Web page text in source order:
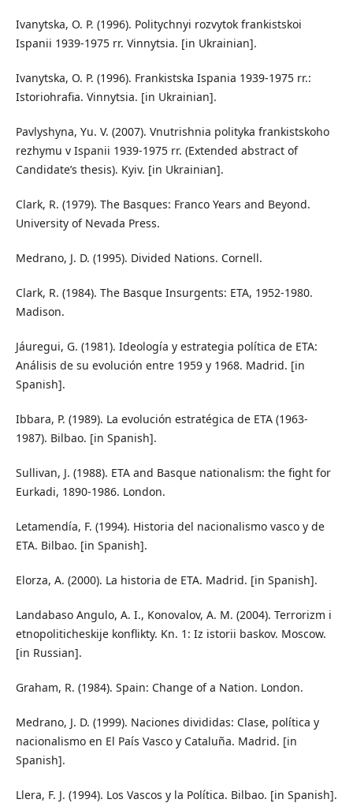
Ivanytska, O. P. (1996). Politychnyi rozvytok frankistskoi
Ispanii 1939-1975 rr. Vinnytsia. [in Ukrainian].
Ivanytska, O. P. (1996). Frankistska Ispania 1939-1975 rr.:
Istoriohrafia. Vinnytsia. [in Ukrainian].
Pavlyshyna, Yu. V. (2007). Vnutrishnia polityka frankistskoho
rezhymu v Ispanii 1939-1975 rr. (Extended abstract of
Candidate’s thesis). Kyiv. [in Ukrainian].
Clark, R. (1979). The Basques: Franco Years and Beyond.
University of Nevada Press.
Medrano, J. D. (1995). Divided Nations. Cornell.
Clark, R. (1984). The Basque Insurgents: ETA, 1952-1980.
Madison.
Jáuregui, G. (1981). Ideología y estrategia política de ETA:
Análisis de su evolución entre 1959 y 1968. Madrid. [in
Spanish].
Ibbara, P. (1989). La evolución estratégica de ETA (1963-
1987). Bilbao. [in Spanish].
Sullivan, J. (1988). ETA and Basque nationalism: the fight for
Eurkadi, 1890-1986. London.
Letamendía, F. (1994). Historia del nacionalismo vasco y de
ETA. Bilbao. [in Spanish].
Elorza, A. (2000). La historia de ETA. Madrid. [in Spanish].
Landabaso Angulo, A. I., Konovalov, A. M. (2004). Terrorizm i
etnopoliticheskije konflikty. Kn. 1: Iz istorii baskov. Moscow.
[in Russian].
Graham, R. (1984). Spain: Change of a Nation. London.
Medrano, J. D. (1999). Naciones divididas: Clase, política y
nacionalismo en El País Vasco y Cataluña. Madrid. [in
Spanish].
Llera, F. J. (1994). Los Vascos y la Política. Bilbao. [in Spanish].